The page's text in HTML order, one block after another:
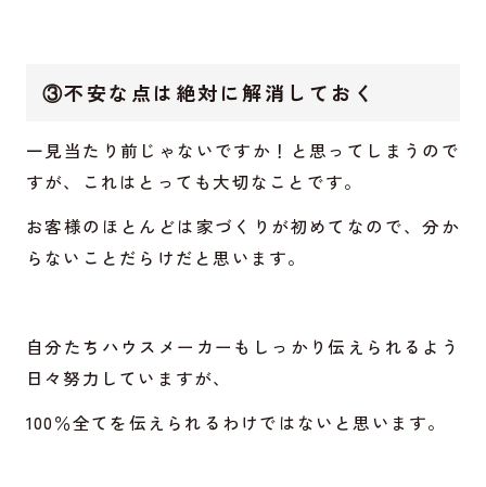
③不安な点は絶対に解消しておく
一見当たり前じゃないですか！と思ってしまうので
すが、これはとっても大切なことです。
お客様のほとんどは家づくりが初めてなので、分か
らないことだらけだと思います。
自分たちハウスメーカーもしっかり伝えられるよう
日々努力していますが、
100％全てを伝えられるわけではないと思います。